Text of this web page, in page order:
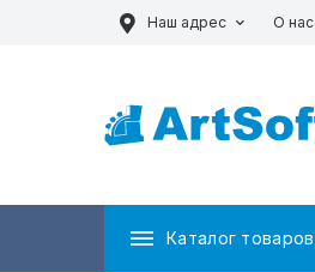
Наш адрес О нас
Каталог товаров